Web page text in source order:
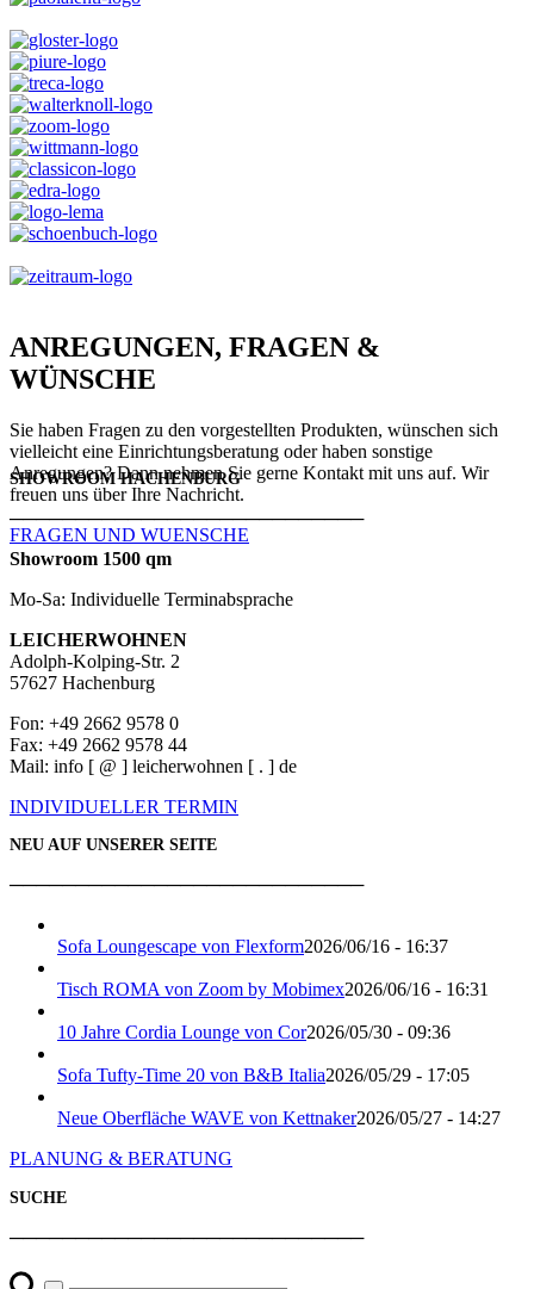
ANREGUNGEN, FRAGEN &
WÜNSCHE
Sie haben Fragen zu den vorgestellten Produkten, wünschen sich
vielleicht eine Einrichtungsberatung oder haben sonstige
Anregungen? Dann nehmen Sie gerne Kontakt mit uns auf. Wir
freuen uns über Ihre Nachricht.
FRAGEN UND WUENSCHE
SHOWROOM HACHENBURG
───────────────────────────
Showroom 1500 qm
Mo-Sa: Individuelle Terminabsprache
LEICHERWOHNEN
Adolph-Kolping-Str. 2
57627 Hachenburg
Fon: +49 2662 9578 0
Fax: +49 2662 9578 44
Mail: info [ @ ] leicherwohnen [ . ] de
INDIVIDUELLER TERMIN
NEU AUF UNSERER SEITE
───────────────────────────
Sofa Loungescape von Flexform2026/06/16 - 16:37
Tisch ROMA von Zoom by Mobimex2026/06/16 - 16:31
10 Jahre Cordia Lounge von Cor2026/05/30 - 09:36
Sofa Tufty-Time 20 von B&B Italia2026/05/29 - 17:05
Neue Oberfläche WAVE von Kettnaker2026/05/27 - 14:27
PLANUNG & BERATUNG
SUCHE
───────────────────────────